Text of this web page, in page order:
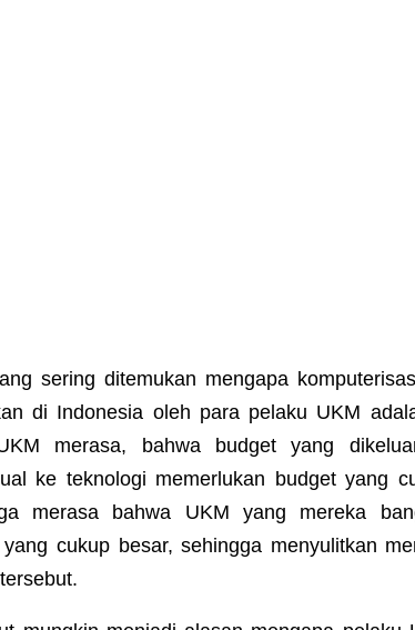
sering ditemukan mengapa
di Indonesia oleh para pelaku UKM
merasa, bahwa budget yang
ke teknologi memerlukan budget yang
merasa bahwa UKM yang mereka
cukup besar, sehingga menyulitkan